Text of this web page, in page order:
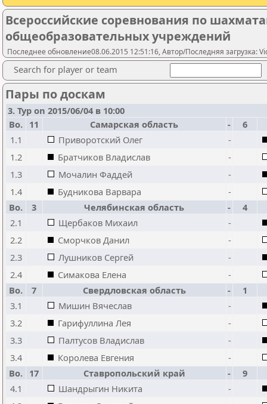
Всероссийские соревнования по
общеобразовательных учреждений
Последнее обновление08.06.2015 12:51:16, Автор/Последняя загрузка:
Search for player or team
Пары по доскам
3. Тур on 2015/06/04 в 10:00
Bo. 11 Самарская область -
6
1.1
Приворотский Олег
-
1.2
Братчиков Владислав
-
1.3
Мочалин Фаддей
-
1.4
Будникова Варвара
-
Bo.
3 Челябинская область -
4
2.1
Щербаков Михаил
-
2.2
Сморчков Данил
-
2.3
Лушников Сергей
-
2.4
Симакова Елена
-
Bo.
7 Свердловская область -
1
3.1
Мишин Вячеслав
-
3.2
Гарифуллина Лея
-
3.3
Палтусов Владислав
-
3.4
Королева Евгения
-
Bo. 17 Ставропольский край -
9
4.1
Шандрыгин Никита
-